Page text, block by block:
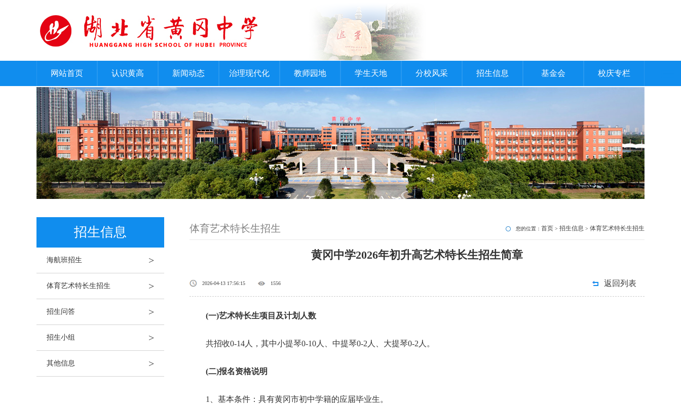
网站首页 认识黄高 新闻动态 治理现代化 教师园地 学生天地 分校风采 招生信息 基金会 校庆专栏
招生信息
海航班招生 >
体育艺术特长生招生 >
招生问答 >
招生小组 >
其他信息 >
体育艺术特长生招生 您的位置： 首页 > 招生信息 > 体育艺术特长生招生
黄冈中学2026年初升高艺术特长生招生简章
2026-04-13 17:56:15 1556 返回列表
(一)艺术特长生项目及计划人数
共招收0-14人，其中小提琴0-10人、中提琴0-2人、大提琴0-2人。
(二)报名资格说明
1、基本条件：具有黄冈市初中学籍的应届毕业生。